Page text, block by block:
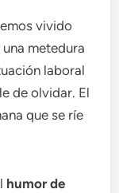
vivido
metedura
laboral
de olvidar. El
que se ríe
humor de